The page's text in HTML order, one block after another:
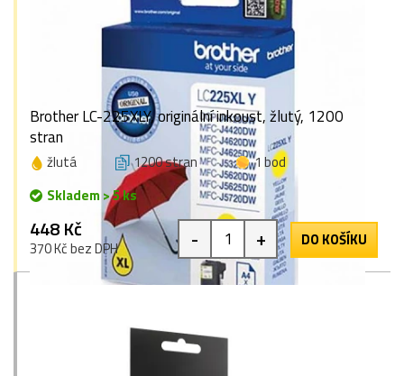
Brother LC-225XLY, originální inkoust, žlutý, 1200
stran
žlutá 1200 stran
1 bod
Skladem > 5 ks
448 Kč
370 Kč bez DPH - + DO KOŠÍKU